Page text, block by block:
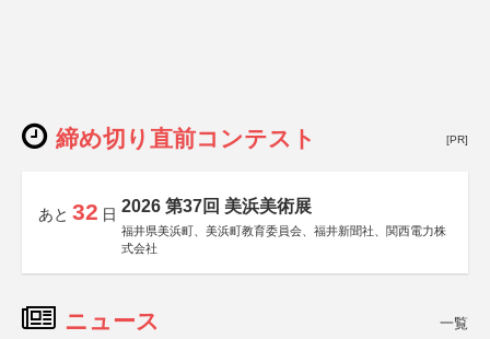
締め切り直前コンテスト [PR]
あと 32 日 2026 第37回 美浜美術展
福井県美浜町、美浜町教育委員会、福井新聞社、関西電力株
式会社
ニュース 一覧